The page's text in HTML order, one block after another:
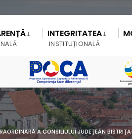
INTEGRITATEA
INSTITUȚIONALĂ
A CONSILIULUI JUDEŢEAN